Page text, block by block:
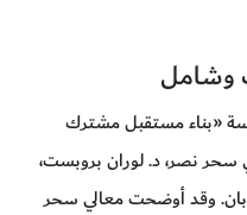
وشامل
«بناء مستقبل مشترك
نصر، د. لوران بروبست،
بان. وقد أوضحت معالي سحر